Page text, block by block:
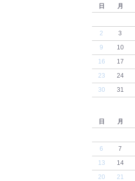
日
月
2
3
9
10
16
17
23
24
30
31
日
月
6
7
13
14
20
21